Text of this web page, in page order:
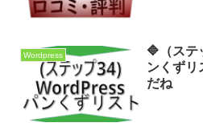
Wordpress
🔷（ス
ンくず
だね